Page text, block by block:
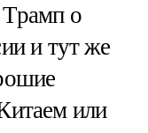
о
и тут же
или